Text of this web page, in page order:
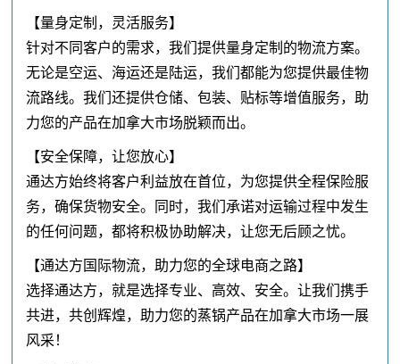
【量身定制，灵活服务】
针对不同客户的需求，我们提供量身定制的物流方案。
无论是空运、海运还是陆运，我们都能为您提供最佳物
流路线。我们还提供仓储、包装、贴标等增值服务，助
力您的产品在加拿大市场脱颖而出。
【安全保障，让您放心】
通达方始终将客户利益放在首位，为您提供全程保险服
务，确保货物安全。同时，我们承诺对运输过程中发生
的任何问题，都将积极协助解决，让您无后顾之忧。
【通达方国际物流，助力您的全球电商之路】
选择通达方，就是选择专业、高效、安全。让我们携手
共进，共创辉煌，助力您的蒸锅产品在加拿大市场一展
风采！